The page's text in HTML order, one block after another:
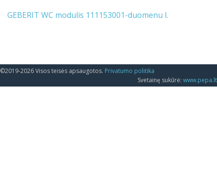
GEBERIT WC modulis 111153001-duomenu l.
©2019-2026 Visos teisės apsaugotos. Privatumo politika
Svetainę sukūrė: www.pepa.lt